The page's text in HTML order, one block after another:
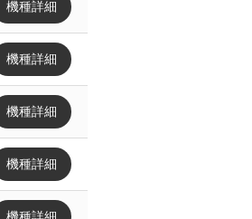
機種詳細
機種詳細
機種詳細
機種詳細